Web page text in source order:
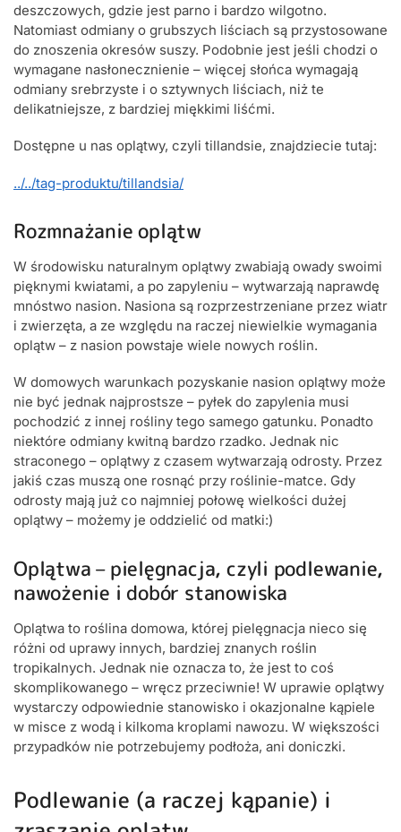
deszczowych, gdzie jest parno i bardzo wilgotno.
Natomiast odmiany o grubszych liściach są przystosowane
do znoszenia okresów suszy. Podobnie jest jeśli chodzi o
wymagane nasłonecznienie – więcej słońca wymagają
odmiany srebrzyste i o sztywnych liściach, niż te
delikatniejsze, z bardziej miękkimi liśćmi.
Dostępne u nas oplątwy, czyli tillandsie, znajdziecie tutaj:
../../tag-produktu/tillandsia/
Rozmnażanie oplątw
W środowisku naturalnym oplątwy zwabiają owady swoimi
pięknymi kwiatami, a po zapyleniu – wytwarzają naprawdę
mnóstwo nasion. Nasiona są rozprzestrzeniane przez wiatr
i zwierzęta, a ze względu na raczej niewielkie wymagania
oplątw – z nasion powstaje wiele nowych roślin.
W domowych warunkach pozyskanie nasion oplątwy może
nie być jednak najprostsze – pyłek do zapylenia musi
pochodzić z innej rośliny tego samego gatunku. Ponadto
niektóre odmiany kwitną bardzo rzadko. Jednak nic
straconego – oplątwy z czasem wytwarzają odrosty. Przez
jakiś czas muszą one rosnąć przy roślinie-matce. Gdy
odrosty mają już co najmniej połowę wielkości dużej
oplątwy – możemy je oddzielić od matki:)
Oplątwa – pielęgnacja, czyli podlewanie,
nawożenie i dobór stanowiska
Oplątwa to roślina domowa, której pielęgnacja nieco się
różni od uprawy innych, bardziej znanych roślin
tropikalnych. Jednak nie oznacza to, że jest to coś
skomplikowanego – wręcz przeciwnie! W uprawie oplątwy
wystarczy odpowiednie stanowisko i okazjonalne kąpiele
w misce z wodą i kilkoma kroplami nawozu. W większości
przypadków nie potrzebujemy podłoża, ani doniczki.
Podlewanie (a raczej kąpanie) i